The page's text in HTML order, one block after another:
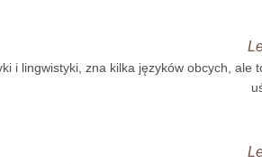
i lingwistyki, zna kilka języków obcych, ale